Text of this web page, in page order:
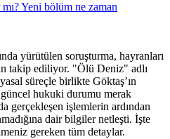
Yeni bölüm ne zaman
yürütülen soruşturma, hayranları
takip ediliyor. "Ölü Deniz" adlı
süreçle birlikte Göktaş’ın
güncel hukuki durumu merak
gerçekleşen işlemlerin ardından
dair bilgiler netleşti. İşte
gereken tüm detaylar.